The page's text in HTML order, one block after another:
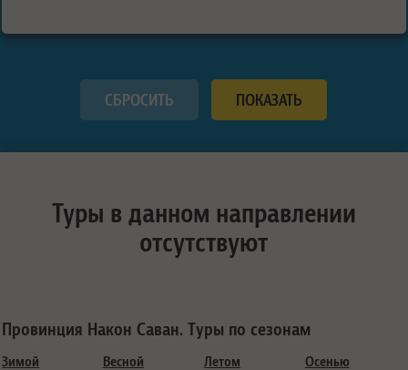
Туры в данном направлении
отсутствуют
Провинция Након Саван. Туры по сезонам
Зимой
Весной
Летом
Осенью